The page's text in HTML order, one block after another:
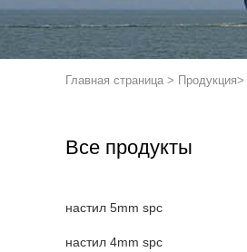
Главная страница > Продукция>
Все продукты
настил 5mm spc
настил 4mm spc